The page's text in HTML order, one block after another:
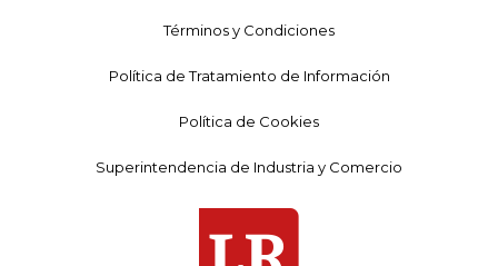
Términos y Condiciones
Política de Tratamiento de Información
Política de Cookies
Superintendencia de Industria y Comercio